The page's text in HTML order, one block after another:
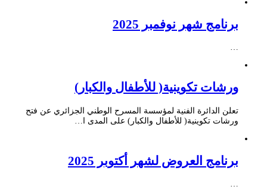
برنامج شهر نوفمبر 2025
ورشات تكوينية( للأطفال والكبار)
تعلن الدائرة الفنية لمؤسسة المسرح الوطني الجزائري عن فتح
ورشات تكوينية( للأطفال والكبار) على المدى ا…
برنامج العروض لشهر أكتوبر 2025